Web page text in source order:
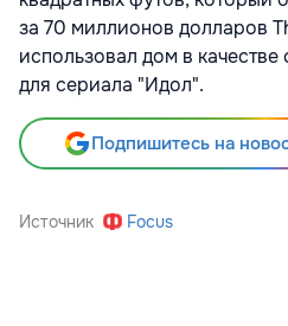
за 70 миллионов долларов
использовал дом в
для сериала "Идол".
Подпишитесь на
Источник Focus